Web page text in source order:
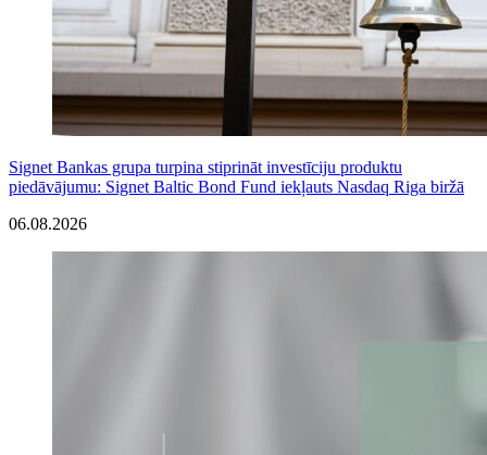
Signet Bankas grupa turpina stiprināt investīciju produktu
piedāvājumu: Signet Baltic Bond Fund iekļauts Nasdaq Riga biržā
06.08.2026